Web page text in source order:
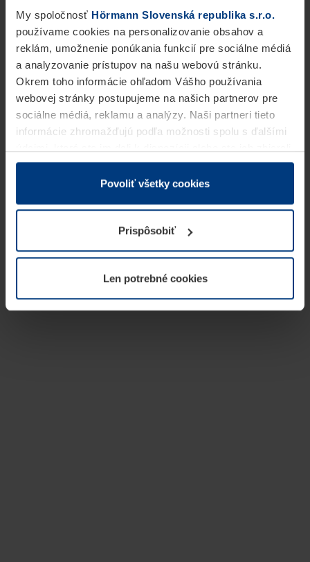
My spoločnosť Hörmann Slovenská republika s.r.o.
používame cookies na personalizovanie obsahov a
reklám, umožnenie ponúkania funkcií pre sociálne médiá
a analyzovanie prístupov na našu webovú stránku.
Okrem toho informácie ohľadom Vášho používania
webovej stránky postupujeme na našich partnerov pre
sociálne médiá, reklamu a analýzy. Naši partneri tieto
informácie zhromažďujú podľa možnosti spolu s ďalšími
v rámci Vášho využívania služieb.
Z právneho hľadiska môžeme cookies ukladať na Vašom
prevádzku tejto stránky. Pre všetky ostatné typy cookie
potrebujeme Vaše povolenie. Vaše povolenie môžete
kedykoľvek zmeniť alebo odvolať vo vysvetlení cookie
našej webovej stránky.
Povoliť všetky cookies
Prispôsobiť
Len potrebné cookies